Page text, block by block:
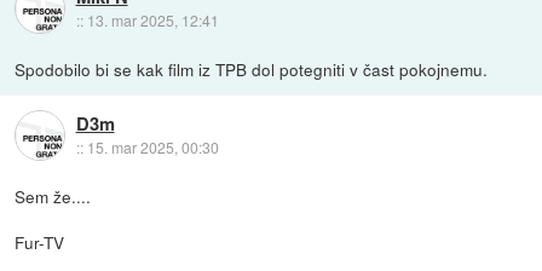
:: 13. mar 2025, 12:41
Spodobilo bi se kak film iz TPB dol potegniti v čast pokojnemu.
D3m
:: 15. mar 2025, 00:30
Sem že....
Fur-TV